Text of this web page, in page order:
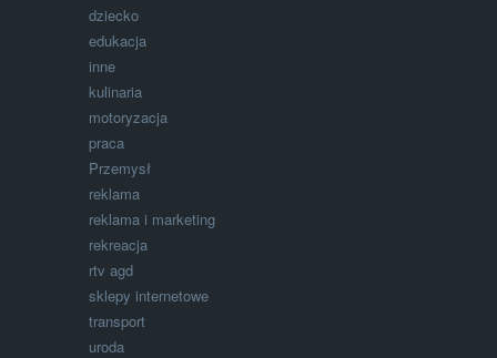
dziecko
edukacja
inne
kulinaria
motoryzacja
praca
Przemysł
reklama
reklama i marketing
rekreacja
rtv agd
sklepy internetowe
transport
uroda